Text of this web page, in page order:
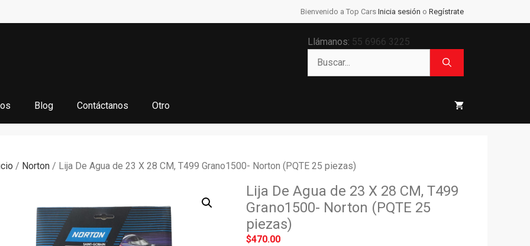
Bienvenido a Top Cars Inicia sesión o Regístrate
Llámanos: 55 6966 3225
Blog Contáctanos Otro
/ Norton / Lija De Agua de 23 X 28 CM, T499 Grano1500- Norton (PQTE 25 piezas)
Lija De Agua de 23 X 28 CM, T499
Grano1500- Norton (PQTE 25
piezas)
$470.00
de
X
CM,
T499